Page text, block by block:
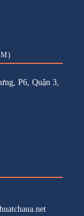
P6, Quận 3,